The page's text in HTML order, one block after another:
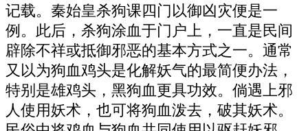
记载。秦始皇杀狗课四门以御凶灾便是一
例。此后，杀狗涂血于门户上，一直是民间
辟除不祥或抵御邪恶的基本方式之一。通常
又以为狗血鸡头是化解妖气的最简便办法，
特别是雄鸡头，黑狗血更具功效。倘遇上邪
人使用妖术，也可将狗血泼去，破其妖术。